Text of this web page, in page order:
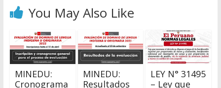
You May Also Like
MINEDU:
Cronograma
MINEDU:
Resultados
LEY N° 31495
– Ley que